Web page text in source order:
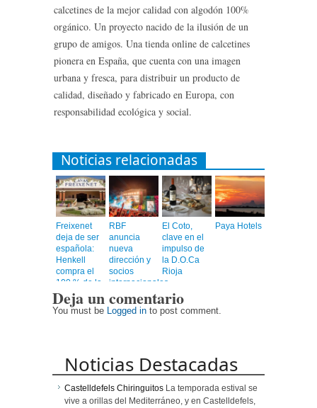
calcetines de la mejor calidad con algodón 100%
orgánico. Un proyecto nacido de la ilusión de un
grupo de amigos. Una tienda online de calcetines
pionera en España, que cuenta con una imagen
urbana y fresca, para distribuir un producto de
calidad, diseñado y fabricado en Europa, con
responsabilidad ecológica y social.
Noticias relacionadas
Freixenet
deja de ser
española:
Henkell
compra el
100 % de la
compañía
RBF
anuncia
nueva
dirección y
socios
internacionales,
confirmando
su gira 2026
en siete
El Coto,
clave en el
impulso de
la D.O.Ca
Rioja
Paya Hotels
Deja un comentario
You must be Logged in to post comment.
Noticias Destacadas
Castelldefels Chiringuitos La temporada estival se
vive a orillas del Mediterráneo, y en Castelldefels,